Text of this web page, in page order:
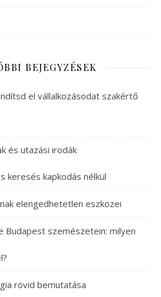
BEJEGYZÉSEK
el vállalkozásodat szakértő
és utazási irodák
keresés kapkodás nélkül
elengedhetetlen eszközei
Budapest szemészetein: milyen
rövid bemutatása